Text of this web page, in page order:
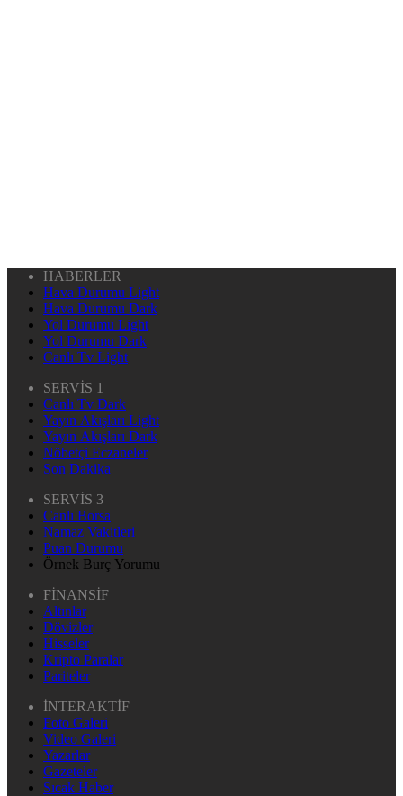
HABERLER
Hava Durumu Light
Hava Durumu Dark
Yol Durumu Light
Yol Durumu Dark
Canlı Tv Light
SERVİS 1
Canlı Tv Dark
Yayın Akışları Light
Yayın Akışları Dark
Nöbetçi Eczaneler
Son Dakika
SERVİS 3
Canlı Borsa
Namaz Vakitleri
Puan Durumu
Örnek Burç Yorumu
FİNANSİF
Altınlar
Dövizler
Hisseler
Kripto Paralar
Pariteler
İNTERAKTİF
Foto Galeri
Video Galeri
Yazarlar
Gazeteler
Sıcak Haber